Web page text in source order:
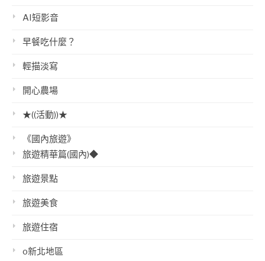
AI短影音
早餐吃什麼？
輕描淡寫
開心農場
★((活動))★
《國內旅遊》
旅遊精華篇(國內)◆
旅遊景點
旅遊美食
旅遊住宿
o新北地區